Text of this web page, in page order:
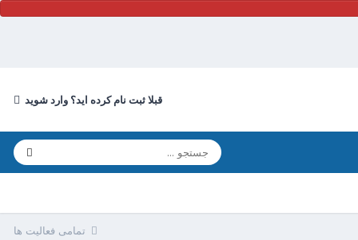
قبلا ثبت نام کرده اید؟ وارد شوید
تمامی فعالیت ها